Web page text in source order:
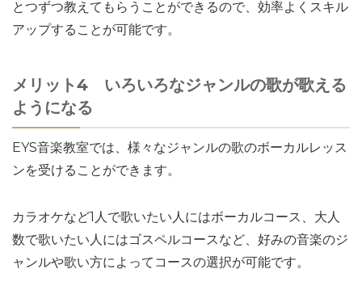
とつずつ教えてもらうことができるので、効率よくスキル
アップすることが可能です。
メリット4 いろいろなジャンルの歌が歌える
ようになる
EYS音楽教室では、様々なジャンルの歌のボーカルレッス
ンを受けることができます。
カラオケなど1人で歌いたい人にはボーカルコース、大人
数で歌いたい人にはゴスペルコースなど、好みの音楽のジ
ャンルや歌い方によってコースの選択が可能です。